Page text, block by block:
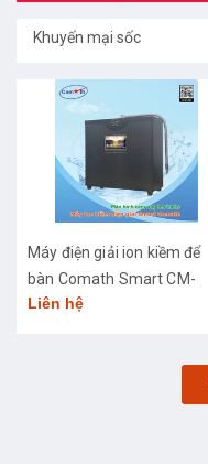
Khuyến mại sốc
Máy điện giải ion kiềm để
bàn Comath Smart CM-
3668
Liên hệ